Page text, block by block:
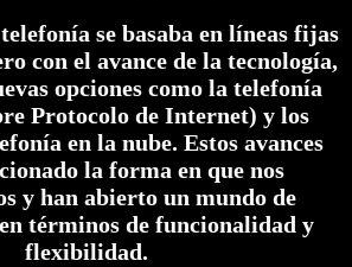
se basaba en líneas fijas
con el avance de la tecnología,
opciones como la telefonía
Protocolo de Internet) y los
en la nube. Estos avances
la forma en que nos
y han abierto un mundo de
términos de funcionalidad y
flexibilidad.